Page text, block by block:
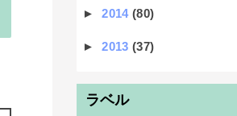
►2014(80)
►2013(37)
ラベル